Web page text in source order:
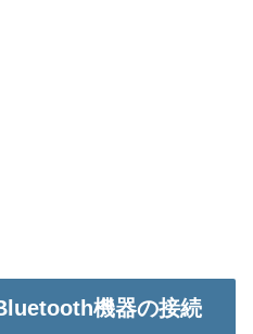
機器の接続